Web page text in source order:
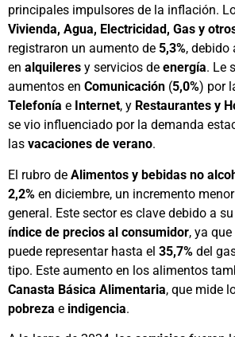
principales impulsores de la inflación.
Vivienda, Agua, Electricidad, Gas y
registraron un aumento de 5,3%, debido
en alquileres y servicios de energía. Le
aumentos en Comunicación (5,0%) por
Telefonía e Internet, y Restaurantes y
se vio influenciado por la demanda
las vacaciones de verano.
El rubro de Alimentos y bebidas no
2,2% en diciembre, un incremento
general. Este sector es clave debido a
índice de precios al consumidor, ya
puede representar hasta el 35,7% del
tipo. Este aumento en los alimentos
Canasta Básica Alimentaria, que mide
pobreza e indigencia.